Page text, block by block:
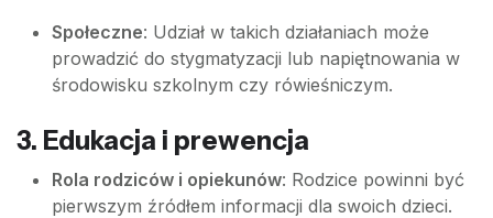
Społeczne: Udział w takich działaniach może
prowadzić do stygmatyzacji lub napiętnowania w
środowisku szkolnym czy rówieśniczym.
3. Edukacja i prewencja
Rola rodziców i opiekunów: Rodzice powinni być
pierwszym źródłem informacji dla swoich dzieci.